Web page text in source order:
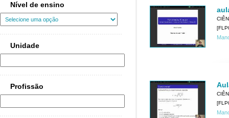
Nível de ensino
Unidade
Profissão